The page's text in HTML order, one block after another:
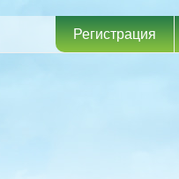
Регистрация